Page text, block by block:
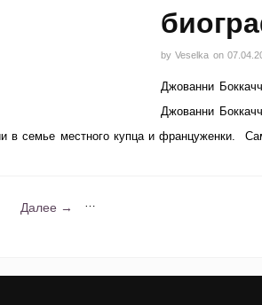
byVeselka on
Джованни
Джованни
в семье местного купца и француженки.
…
Далее →